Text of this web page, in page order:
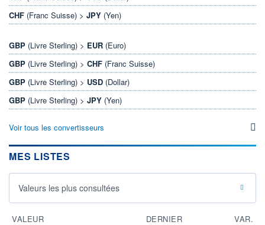
CHF (Franc Suisse) > JPY (Yen)
GBP (Livre Sterling) > EUR (Euro)
GBP (Livre Sterling) > CHF (Franc Suisse)
GBP (Livre Sterling) > USD (Dollar)
GBP (Livre Sterling) > JPY (Yen)
Voir tous les convertisseurs
MES LISTES
Valeurs les plus consultées
VALEUR DERNIER
VAR.